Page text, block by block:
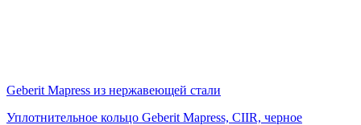
Geberit Mapress из нержавеющей стали
Уплотнительное кольцо Geberit Mapress, CIIR, черное